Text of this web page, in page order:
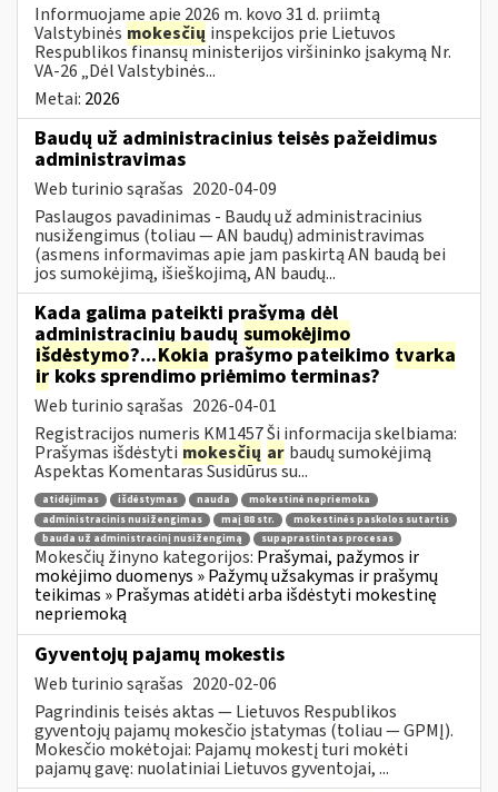
Informuojame apie 2026 m. kovo 31 d. priimtą
Valstybinės mokesčių inspekcijos prie Lietuvos
Respublikos finansų ministerijos viršininko įsakymą Nr.
VA-26 „Dėl Valstybinės...
Metai: 2026
Baudų už administracinius teisės pažeidimus
administravimas
Web turinio sąrašas 2020-04-09
Paslaugos pavadinimas - Baudų už administracinius
nusižengimus (toliau — AN baudų) administravimas
(asmens informavimas apie jam paskirtą AN baudą bei
jos sumokėjimą, išieškojimą, AN baudų...
Kada galima pateikti prašymą dėl
administracinių baudų sumokėjimo
išdėstymo?...Kokia prašymo pateikimo tvarka
irkoks sprendimo priėmimo terminas?
Web turinio sąrašas 2026-04-01
Registracijos numeris KM1457 Ši informacija skelbiama:
Prašymas išdėstyti mokesčių ar baudų sumokėjimą
Aspektas Komentaras Susidūrus su...
atidėjimas išdėstymas nauda
mokestinė nepriemoka
administracinis nusižengimas
maį 88 str.
mokestinės paskolos sutartis
bauda už administracinį nusižengimą
supaprastintas procesas
Mokesčių žinyno kategorijos: Prašymai, pažymos ir
mokėjimo duomenys » Pažymų užsakymas ir prašymų
teikimas » Prašymas atidėti arba išdėstyti mokestinę
nepriemoką
Gyventojų pajamų mokestis
Web turinio sąrašas 2020-02-06
Pagrindinis teisės aktas — Lietuvos Respublikos
gyventojų pajamų mokesčio įstatymas (toliau — GPMĮ).
Mokesčio mokėtojai: Pajamų mokestį turi mokėti
pajamų gavę: nuolatiniai Lietuvos gyventojai, ...